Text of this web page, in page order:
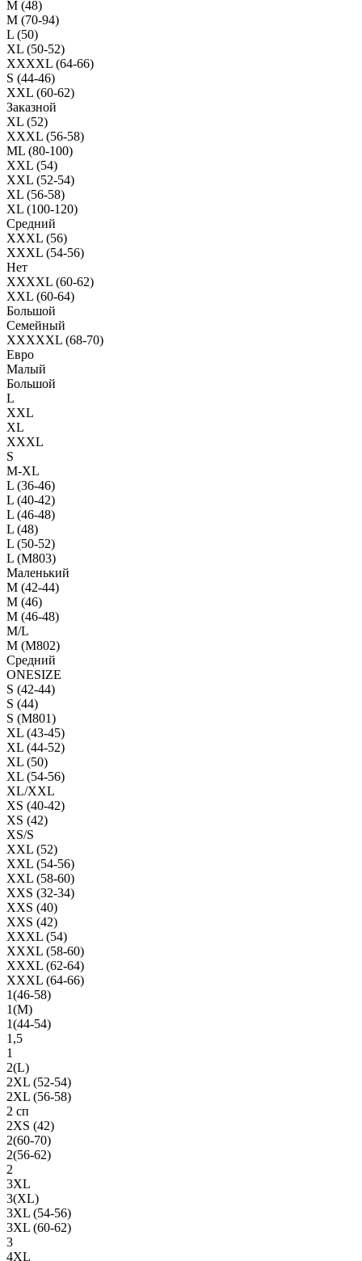
M (48)
M (70-94)
L (50)
XL (50-52)
XXXXL (64-66)
S (44-46)
XXL (60-62)
Заказной
XL (52)
XXXL (56-58)
ML (80-100)
XXL (54)
XXL (52-54)
XL (56-58)
XL (100-120)
Средний
XXXL (56)
XXXL (54-56)
Нет
XXXXL (60-62)
XXL (60-64)
Большой
Семейный
XXXXXL (68-70)
Евро
Малый
Большой
L
XXL
XL
XXXL
S
M-XL
L (36-46)
L (40-42)
L (46-48)
L (48)
L (50-52)
L (M803)
Маленький
М (42-44)
M (46)
M (46-48)
M/L
M (M802)
Средний
ONESIZE
S (42-44)
S (44)
S (M801)
XL (43-45)
XL (44-52)
XL (50)
XL (54-56)
XL/XXL
XS (40-42)
XS (42)
XS/S
XXL (52)
XXL (54-56)
XXL (58-60)
XXS (32-34)
XXS (40)
XXS (42)
XXXL (54)
XXXL (58-60)
XXXL (62-64)
XXXL (64-66)
1(46-58)
1(М)
1(44-54)
1,5
1
2(L)
2XL (52-54)
2XL (56-58)
2 сп
2XS (42)
2(60-70)
2(56-62)
2
3XL
3(XL)
3XL (54-56)
3XL (60-62)
3
4XL